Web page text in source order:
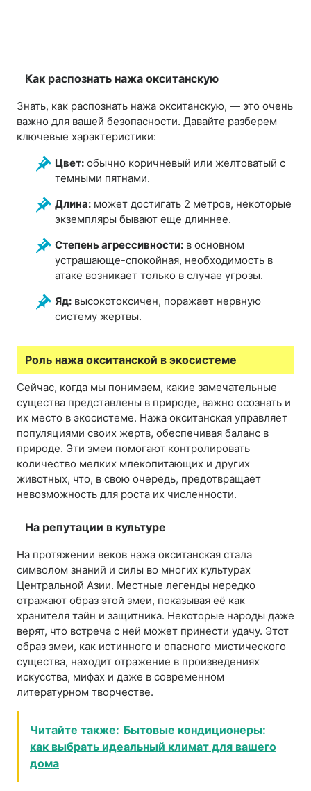
Как распознать нажа окситанскую
Знать, как распознать нажа окситанскую, — это очень
важно для вашей безопасности. Давайте разберем
ключевые характеристики:
Цвет: обычно коричневый или желтоватый с
темными пятнами.
Длина: может достигать 2 метров, некоторые
экземпляры бывают еще длиннее.
Степень агрессивности: в основном
устрашающе-спокойная, необходимость в
атаке возникает только в случае угрозы.
Яд: высокотоксичен, поражает нервную
систему жертвы.
Роль нажа окситанской в экосистеме
Сейчас, когда мы понимаем, какие замечательные
существа представлены в природе, важно осознать и
их место в экосистеме. Нажа окситанская управляет
популяциями своих жертв, обеспечивая баланс в
природе. Эти змеи помогают контролировать
количество мелких млекопитающих и других
животных, что, в свою очередь, предотвращает
невозможность для роста их численности.
На репутации в культуре
На протяжении веков нажа окситанская стала
символом знаний и силы во многих культурах
Центральной Азии. Местные легенды нередко
отражают образ этой змеи, показывая её как
хранителя тайн и защитника. Некоторые народы даже
верят, что встреча с ней может принести удачу. Этот
образ змеи, как истинного и опасного мистического
существа, находит отражение в произведениях
искусства, мифах и даже в современном
литературном творчестве.
Читайте также: Бытовые кондиционеры:
как выбрать идеальный климат для вашего
дома